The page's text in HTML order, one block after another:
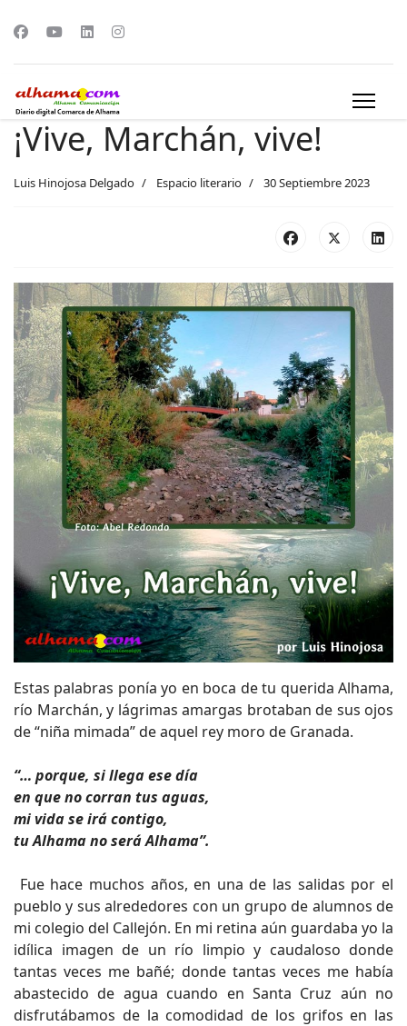
¡Vive, Marchán, vive!
Luis Hinojosa Delgado Espacio literario 30 Septiembre 2023
Estas palabras ponía yo en boca de tu querida Alhama,
río Marchán, y lágrimas amargas brotaban de sus ojos
de “niña mimada” de aquel rey moro de Granada.
“… porque, si llega ese día
en que no corran tus aguas,
mi vida se irá contigo,
tu Alhama no será Alhama”.
Fue hace muchos años, en una de las salidas por el
pueblo y sus alrededores con un grupo de alumnos de
mi colegio del Callejón. En mi retina aún guardaba yo la
idílica imagen de un río limpio y caudaloso donde
tantas veces me bañé; donde tantas veces me había
abastecido de agua cuando en Santa Cruz aún no
disfrutábamos de la comodidad de los grifos en las